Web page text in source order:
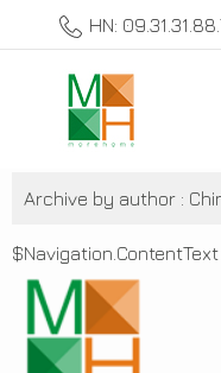
HN:
ALBUM
Archive by author :
$Navigation.ContentText